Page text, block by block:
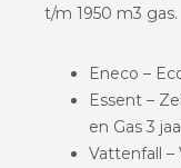
t/m 1950 m3 gas.
Eneco –
Essent –
en Gas 3
Vattenfall –